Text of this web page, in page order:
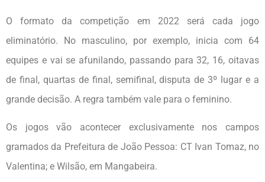
O formato da competição em 2022 será cada jogo
eliminatório. No masculino, por exemplo, inicia com 64
equipes e vai se afunilando, passando para 32, 16, oitavas
de final, quartas de final, semifinal, disputa de 3º lugar e a
grande decisão. A regra também vale para o feminino.
Os jogos vão acontecer exclusivamente nos campos
gramados da Prefeitura de João Pessoa: CT Ivan Tomaz, no
Valentina; e Wilsão, em Mangabeira.